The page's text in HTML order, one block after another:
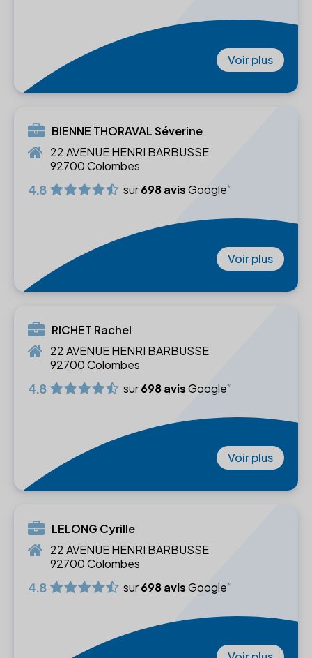
Voir plus
BIENNE THORAVAL Séverine
22 AVENUE HENRI BARBUSSE
92700 Colombes
4.8 sur698 avisGoogle
Voir plus
RICHET Rachel
22 AVENUE HENRI BARBUSSE
92700 Colombes
4.8 sur698 avisGoogle
Voir plus
LELONG Cyrille
22 AVENUE HENRI BARBUSSE
92700 Colombes
4.8 sur698 avisGoogle